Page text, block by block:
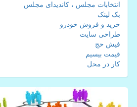
انتخابات مجلس ، کاندیدای مجلس
بک لینک
خرید و فروش خودرو
طراحی سایت
فیش حج
قیمت بیسیم
کار در محل